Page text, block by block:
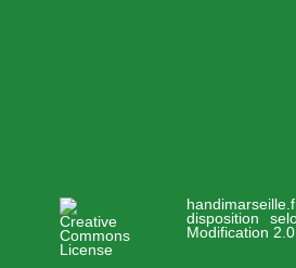
disposition
Modification